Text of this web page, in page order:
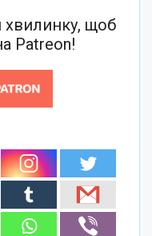
щоб
Patreon!